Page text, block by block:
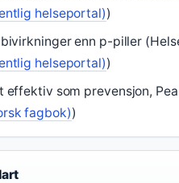
helseportal))
enn p-piller
helseportal))
som prevensjon,
fagbok))